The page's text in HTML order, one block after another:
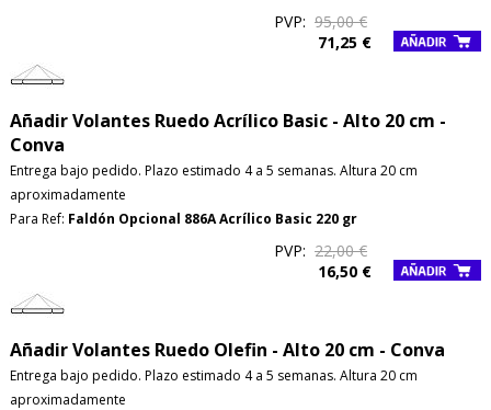
PVP: 95,00 €
71,25 €
Añadir Volantes Ruedo Acrílico Basic - Alto 20 cm -
Conva
Entrega bajo pedido. Plazo estimado 4 a 5 semanas. Altura 20 cm
aproximadamente
Para Ref: Faldón Opcional 886A Acrílico Basic 220 gr
PVP: 22,00 €
16,50 €
Añadir Volantes Ruedo Olefin - Alto 20 cm - Conva
Entrega bajo pedido. Plazo estimado 4 a 5 semanas. Altura 20 cm
aproximadamente